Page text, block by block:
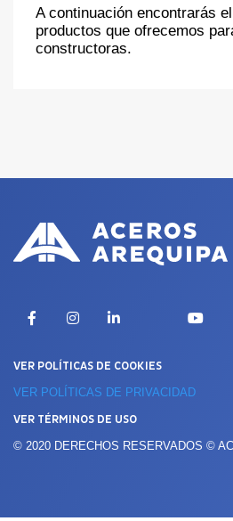
A continuación encontrarás
productos que ofrecemos
constructoras.
FacebookInstagramLinkedIn
VER POLÍTICAS DE COOKIES
VER POLÍTICAS DE PRIVACIDAD
VER TÉRMINOS DE USO
© 2020 DERECHOS RESERVADOS ©